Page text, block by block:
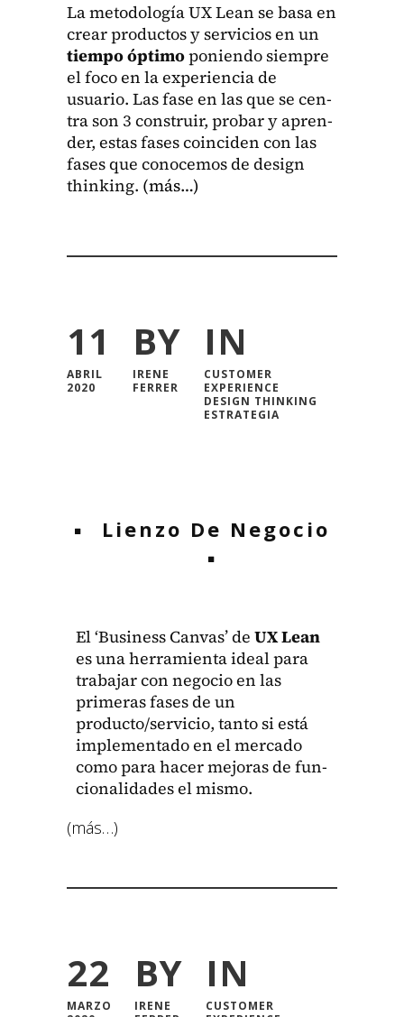
La metodología UX Lean se basa en
crear pro­duc­tos y ser­vi­cios en un
tiem­po ópti­moponien­do siem­pre
el foco en la expe­ri­en­cia de
usuario. Las fase en las que se cen­
tra son 3 con­stru­ir, pro­bar y apren­
der, estas fas­es coin­ci­den con las
fas­es que cono­ce­mos de design
think­ing. (más…)
11
ABRIL
2020
BY
IRENE
FERRER
IN
CUSTOMER
EXPERIENCE
DESIGN THINKING
ESTRATEGIA
Lienzo De Negocio
El ‘Busi­ness Can­vas’ de UX Lean
es una her­ramien­ta ide­al para
tra­ba­jar con nego­cio en las
primeras fas­es de un
producto/servicio, tan­to si está
imple­men­ta­do en el mer­cado
como para hac­er mejo­ras de fun­
cional­i­dades el mis­mo.
(más…)
22
MARZO
BY
IRENE
IN
CUSTOMER